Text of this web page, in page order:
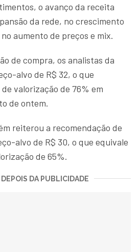
o avanço da receita
da rede, no crescimento
aumento de preços e mix.
de compra, os analistas da
alvo de R$ 32, o que
valorização de 76% em
de ontem.
reiterou a recomendação de
alvo de R$ 30, o que equivale
de 65%.
DA PUBLICIDADE